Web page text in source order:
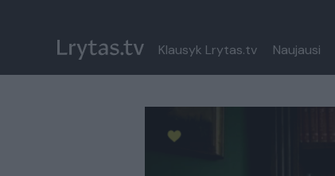
Klausyk Lrytas.tv Naujausi